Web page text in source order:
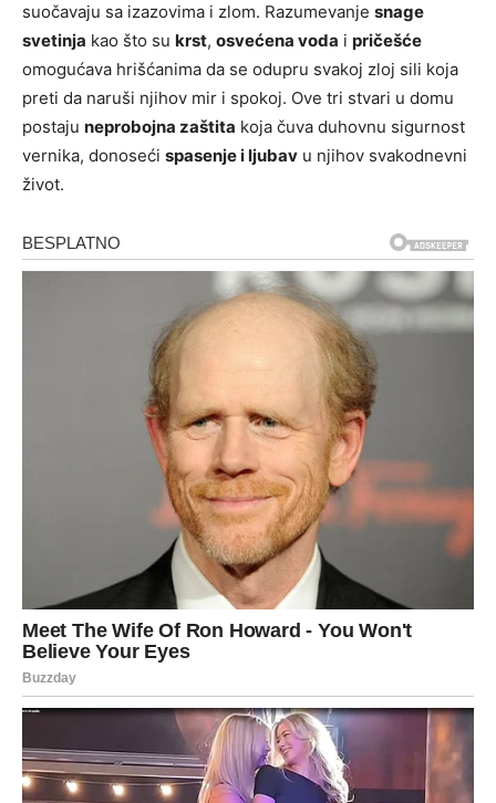
suočavaju sa izazovima i zlom. Razumevanje snage
svetinja kao što su krst, osvećena voda i pričešće
omogućava hrišćanima da se odupru svakoj zloj sili koja
preti da naruši njihov mir i spokoj. Ove tri stvari u domu
postaju neprobojna zaštita koja čuva duhovnu sigurnost
vernika, donoseći spasenje i ljubav u njihov svakodnevni
život.